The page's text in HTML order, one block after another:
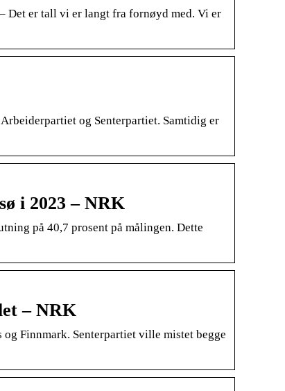
Det er tall vi er langt fra fornøyd med. Vi er
og Senterpartiet. Samtidig er
i 2023 – NRK
på 40,7 prosent på målingen. Dette
– NRK
Finnmark. Senterpartiet ville mistet begge